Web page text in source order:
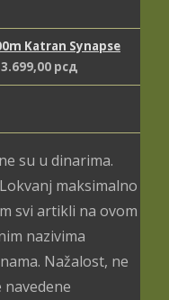
Katran Synapse
3.699,00 рсд
цена:
3.699,00 рсд
su u dinarima.
maksimalno
svi artikli na ovom
nazivima
Nažalost, ne